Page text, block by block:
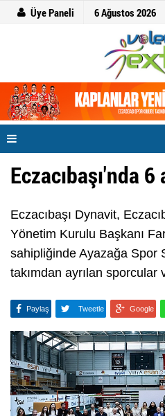
Üye Paneli 6 Ağustos 2026
Eczacıbaşı'nda
Eczacıbaşı Dynavit,
Yönetim Kurulu Başkanı
sahipliğinde Ayazağa Spor
takımdan ayrılan
Paylaş Tweetle Google